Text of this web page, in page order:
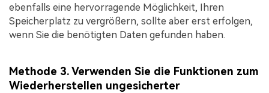
ebenfalls eine hervorragende Möglichkeit, Ihren
Speicherplatz zu vergrößern, sollte aber erst erfolgen,
wenn Sie die benötigten Daten gefunden haben.
Methode 3. Verwenden Sie die Funktionen zum
Wiederherstellen ungesicherter